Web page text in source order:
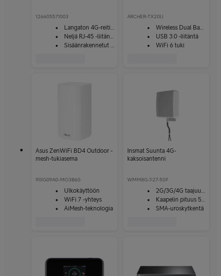
126605571003
Langaton 4G-reititin
Neljä RJ-45 -liitäntää
Sisäänrakennetut antennit
ARCHER-TX20U
Wireless Dual Band
USB 3.0 -liitäntä
WiFi 6 tuki
Asus ZenWiFi BD4 Outdoor -
mesh-tukiasema
90IG09A0-MO3B60
Ulkokäyttöön
WiFi 7 -yhteys
AiMesh-teknologia
Insmat Suunta 4G-
kaksoisantenni
WMM8G-7-27-5SP
2G/3G/4G taajuuksille
Kaapelin pituus 5 m
SMA-uroskytkentä